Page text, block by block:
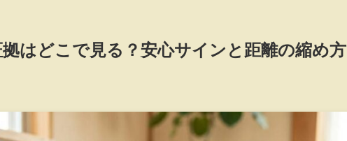
はどこで見る？安心サインと距離の縮め方